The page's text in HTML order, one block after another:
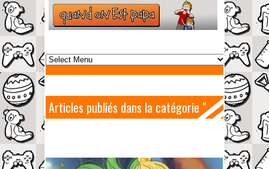
Articles publiés dans la catégorie "
Ankama "